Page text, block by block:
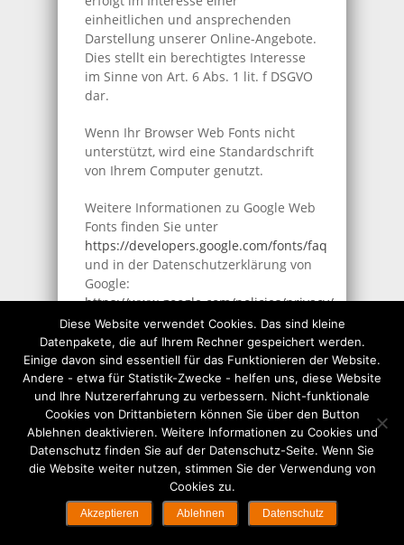
einheitlichen und ansprechenden
Darstellung unserer Online-Angebote.
Dies stellt ein berechtigtes Interesse
im Sinne von Art. 6 Abs. 1 lit. f DSGVO
dar.
Wenn Ihr Browser Web Fonts nicht
unterstützt, wird eine Standardschrift
von Ihrem Computer genutzt.
Weitere Informationen zu Google Web
Fonts finden Sie unter
https://developers.google.com/fonts/faq
und in der Datenschutzerklärung von
Google:
https://www.google.com/policies/privacy/.
Google Maps
Diese Seite nutzt über eine API den
Kartendienst Google Maps. Anbieter
ist die Google Inc., 1600 Amphitheatre
Parkway, Mountain View, CA 94043,
USA.
Zur Nutzung der Funktionen von
Google Maps ist es notwendig, Ihre IP
Adresse zu speichern. Diese
Diese Website verwendet Cookies. Das sind kleine
Datenpakete, die auf Ihrem Rechner gespeichert werden.
Einige davon sind essentiell für das Funktionieren der Website.
Andere - etwa für Statistik-Zwecke - helfen uns, diese Website
und Ihre Nutzererfahrung zu verbessern. Nicht-funktionale
Cookies von Drittanbietern können Sie über den Button
Ablehnen deaktivieren. Weitere Informationen zu Cookies und
Datenschutz finden Sie auf der Datenschutz-Seite. Wenn Sie
die Website weiter nutzen, stimmen Sie der Verwendung von
Cookies zu.
Akzeptieren Ablehnen Datenschutz